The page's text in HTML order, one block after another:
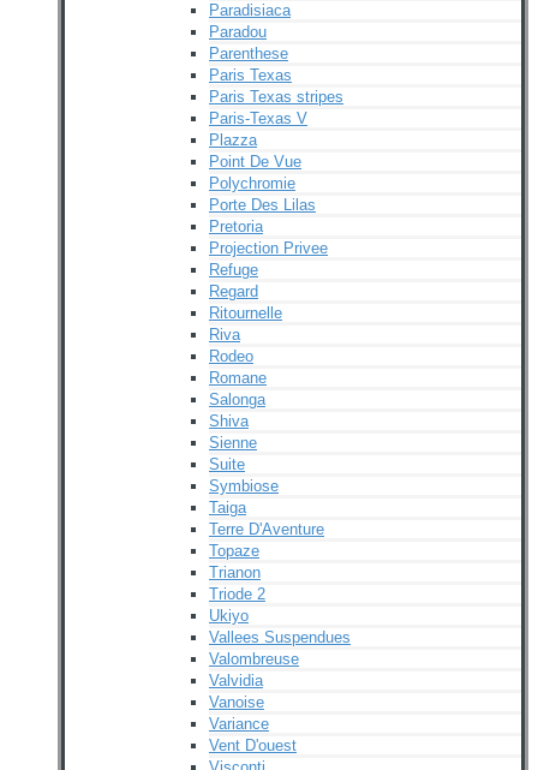
Paradisiaca
Paradou
Parenthese
Paris Texas
Paris Texas stripes
Paris-Texas V
Plazza
Point De Vue
Polychromie
Porte Des Lilas
Pretoria
Projection Privee
Refuge
Regard
Ritournelle
Riva
Rodeo
Romane
Salonga
Shiva
Sienne
Suite
Symbiose
Taiga
Terre D'Aventure
Topaze
Trianon
Triode 2
Ukiyo
Vallees Suspendues
Valombreuse
Valvidia
Vanoise
Variance
Vent D'ouest